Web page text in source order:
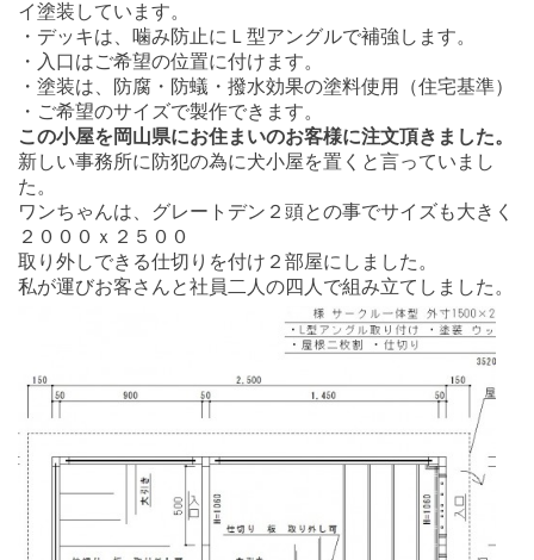
イ塗装しています。
・デッキは、噛み防止にＬ型アングルで補強します。
・入口はご希望の位置に付けます。
・塗装は、防腐・防蟻・撥水効果の塗料使用（住宅基準）
・ご希望のサイズで製作できます。
この小屋を岡山県にお住まいのお客様に注文頂きました。
新しい事務所に防犯の為に犬小屋を置くと言っていまし
た。
ワンちゃんは、グレートデン２頭との事でサイズも大きく
２０００ｘ２５００
取り外しできる仕切りを付け２部屋にしました。
私が運びお客さんと社員二人の四人で組み立てしました。